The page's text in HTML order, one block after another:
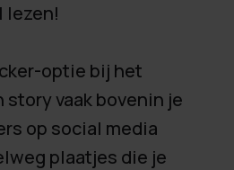
lezen!
optie bij het
story vaak bovenin je
op social media
plaatjes die je